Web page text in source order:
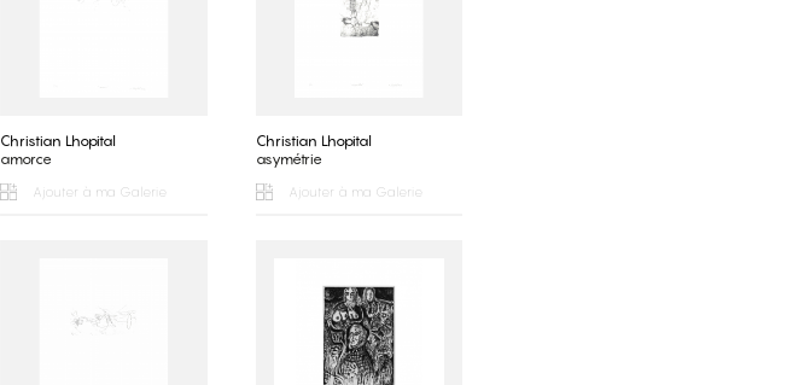
Christian Lhopital
amorce
Ajouter à ma Galerie
Christian Lhopital
asymétrie
Ajouter à ma Galerie